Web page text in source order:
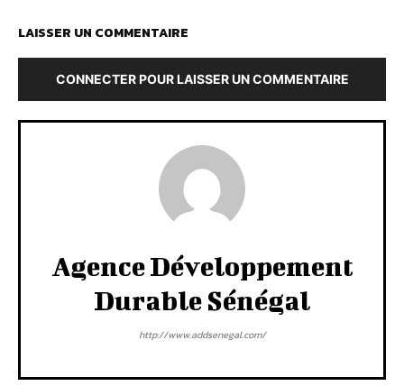
LAISSER UN COMMENTAIRE
CONNECTER POUR LAISSER UN COMMENTAIRE
Agence Développement
Durable Sénégal
http://www.addsenegal.com/